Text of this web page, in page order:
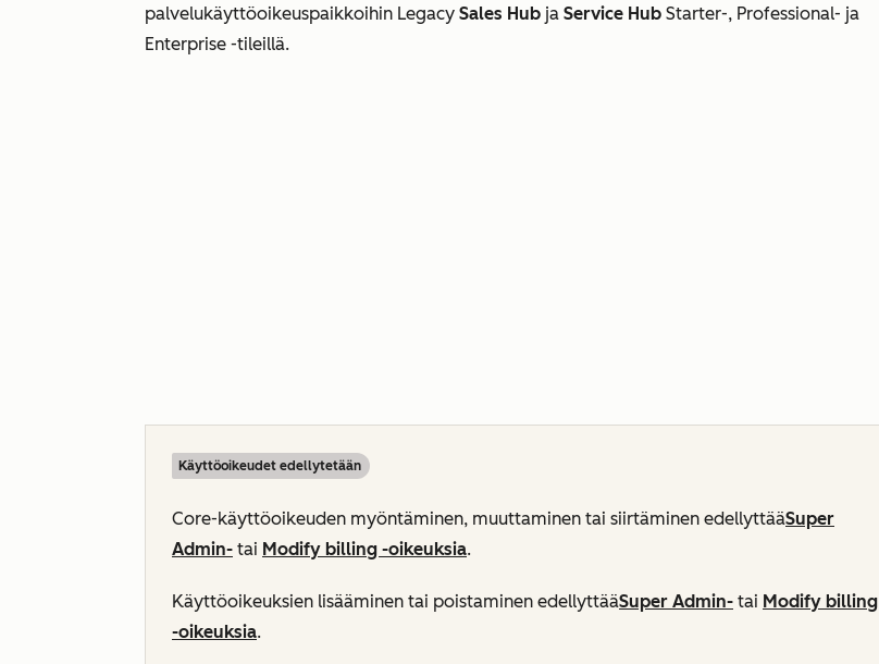
palvelukäyttöoikeuspaikkoihin Legacy Sales Hub ja Service Hub Starter-, Professional- ja
Enterprise -tileillä.
Käyttöoikeudet edellytetään
Core-käyttöoikeuden myöntäminen, muuttaminen tai siirtäminen edellyttääSuper
Admin- tai Modify billing -oikeuksia.
Käyttöoikeuksien lisääminen tai poistaminen edellyttääSuper Admin- tai Modify billing
-oikeuksia.